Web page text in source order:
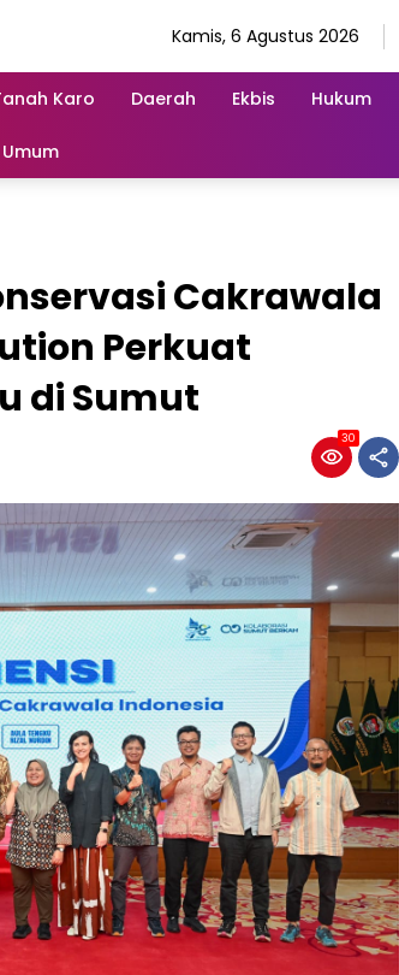
Kamis, 6 Agustus 2026
Karo Daerah Ekbis Hukum
Umum
Cakrawala
Perkuat
di Sumut
30